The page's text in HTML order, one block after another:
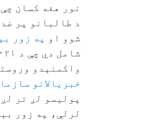
نور هغه کسان
د طالبانو پر
شوو او په زور
واکمنېدو
خبریالانو
پولیسو لږ تر
لرلې، په زور